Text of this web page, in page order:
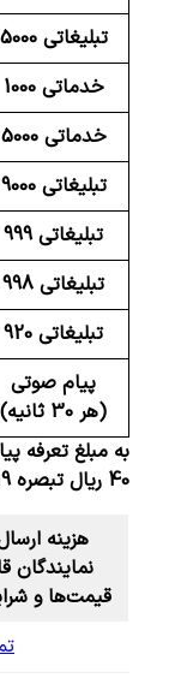
تبلیغاتی 5000
خدماتی 1000
خدماتی 5000
تبلیغاتی 9000
تبلیغاتی999
تبلیغاتی 998
تبلیغاتی 920
پیام صوتی
(هر 30 ثانیه)
40 ریال تبصره 19 مصوبه مجلس، اضافه خواهد شد.
هزینه
نمایندگان
قیمت‌ها و